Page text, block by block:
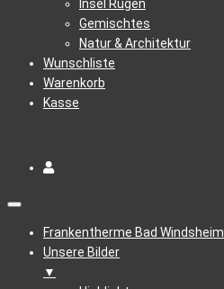
Insel Rügen
Gemischtes
Natur & Architektur
Wunschliste
Warenkorb
Kasse
Frankentherme Bad Windsheim
Unsere Bilder
▼